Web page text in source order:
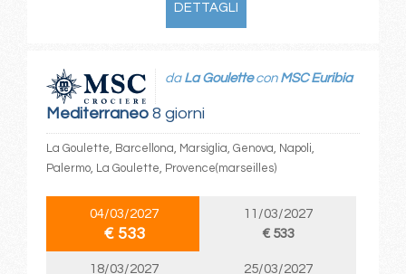
DETTAGLI
Mediterraneo8 giorni
da La Goulettecon MSC Euribia
La Goulette, Barcellona, Marsiglia, Genova, Napoli,
Palermo, La Goulette, Provence(marseilles)
04/03/2027
€ 533
11/03/2027
€ 533
18/03/2027
25/03/2027